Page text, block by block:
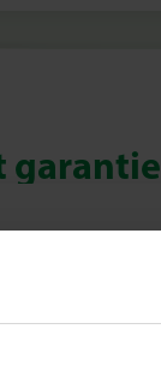
garantie